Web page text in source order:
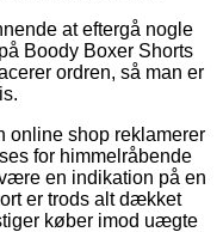
at eftergå nogle
Boody Boxer Shorts
ordren, så man er
online shop reklamerer
for himmelråbende
en indikation på en
er trods alt dækket
køber imod uægte